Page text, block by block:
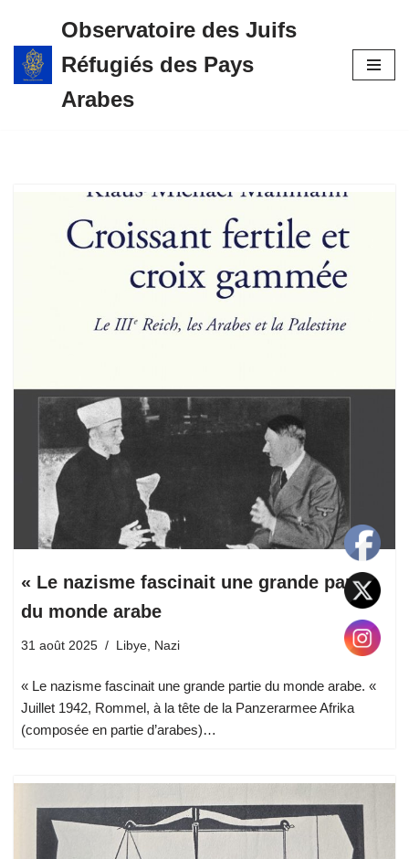
Aller
au
Observatoire des Juifs
Réfugiés des Pays
Arabes
« Le nazisme fascinait une grande partie
du monde arabe
31 août 2025 Libye Nazi
« Le nazisme fascinait une grande partie du monde arabe. «
Juillet 1942, Rommel, à la tête de la Panzerarmee Afrika
(composée en partie d’arabes)…